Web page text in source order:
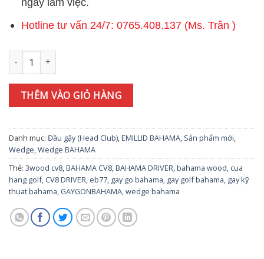
ngày làm việc.
Hotline tư vấn 24/7: 0765.408.137 (Ms. Trân )
Đầu gậy Wedge BAHAMA EB-77 (Black) số lượng
THÊM VÀO GIỎ HÀNG
Danh mục: Đầu gậy (Head Club),EMILLID BAHAMA, Sản phẩm mới,
Wedge,Wedge BAHAMA
Thẻ: 3wood cv8,BAHAMA CV8,BAHAMA DRIVER,bahama wood, cua
hang golf, CV8 DRIVER, eb77, gay go bahama, gay golf bahama, gay kỹ
thuat bahama, GAYGONBAHAMA,wedge bahama